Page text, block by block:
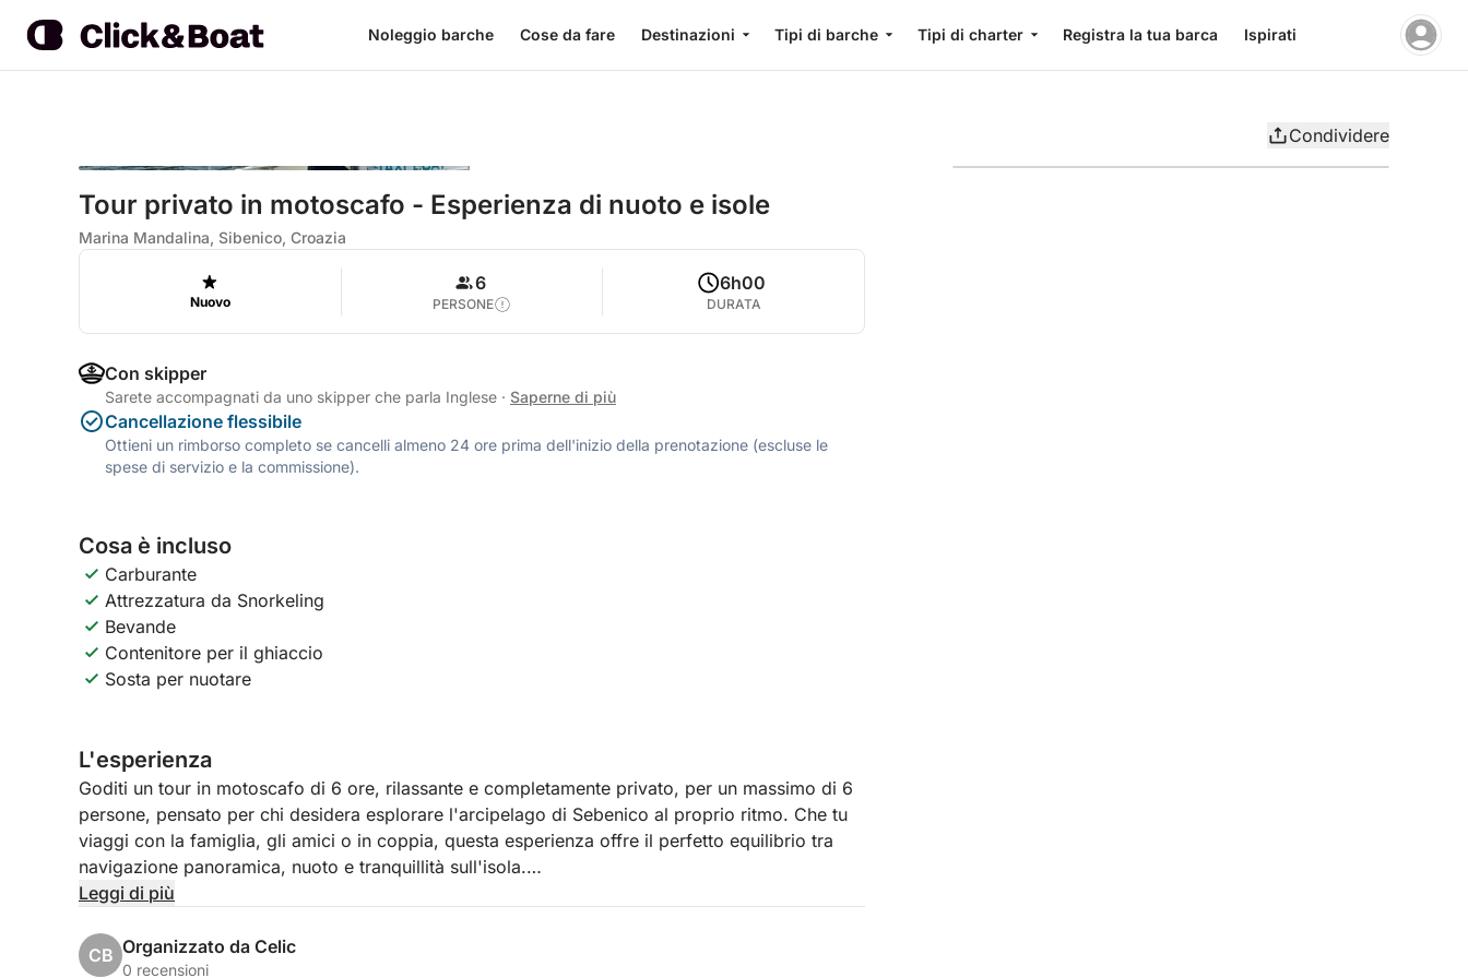
Noleggio barche Cose da fare Destinazioni Tipi di barche Tipi di charter Registra la tua barca Ispirati
Condividere
Tour privato in motoscafo - Esperienza di nuoto e isole
Marina Mandalina, Sibenico, Croazia
Nuovo
6
PERSONE
6h00
DURATA
Con skipper
Sarete accompagnati da uno skipper che parla Inglese · Saperne di più
Cancellazione flessibile
Ottieni un rimborso completo se cancelli almeno 24 ore prima dell'inizio della prenotazione (escluse le
spese di servizio e la commissione).
Cosa è incluso
Carburante
Attrezzatura da Snorkeling
Bevande
Contenitore per il ghiaccio
Sosta per nuotare
L'esperienza
Goditi un tour in motoscafo di 6 ore, rilassante e completamente privato, per un massimo di 6
persone, pensato per chi desidera esplorare l'arcipelago di Sebenico al proprio ritmo. Che tu
viaggi con la famiglia, gli amici o in coppia, questa esperienza offre il perfetto equilibrio tra
navigazione panoramica, nuoto e tranquillità sull'isola.
base alle tue esigenze. Lasciando il porto, potrai ammirare viste panoramiche sulla storica città
di Sebenico e sull'imponente Fortezza di San Nicola, un monumento protetto dall'UNESCO che
Leggi di più
CB Organizzato da Celic
0 recensioni